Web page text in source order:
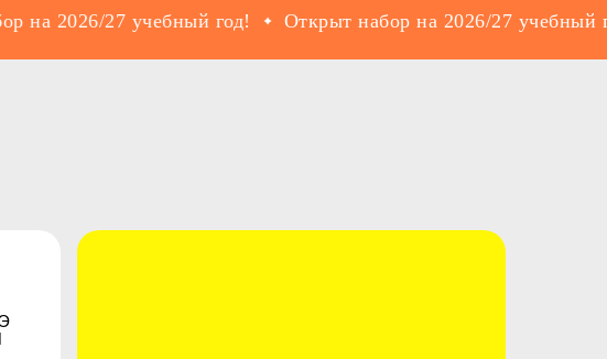
2026/27 учебный год! Открыт набор на 2026/27 учебный год!